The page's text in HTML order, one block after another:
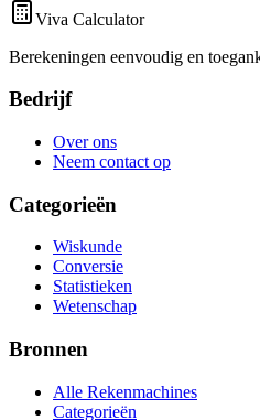
Viva Calculator
Berekeningen eenvoudig en
Bedrijf
Over ons
Neem contact op
Categorieën
Wiskunde
Conversie
Statistieken
Wetenschap
Bronnen
Alle Rekenmachines
Categorieën